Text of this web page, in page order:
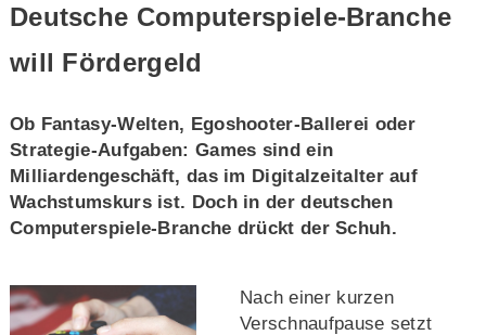
Deutsche Computerspiele-Branche
will Fördergeld
Ob Fantasy-Welten, Egoshooter-Ballerei oder
Strategie-Aufgaben: Games sind ein
Milliardengeschäft, das im Digitalzeitalter auf
Wachstumskurs ist. Doch in der deutschen
Computerspiele-Branche drückt der Schuh.
Nach einer kurzen
Verschnaufpause setzt